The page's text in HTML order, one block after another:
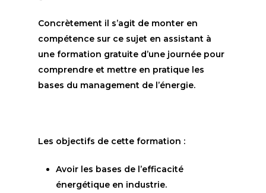
Concrètement il s’agit de monter en
compétence sur ce sujet en assistant à
une formation gratuite d’une journée pour
comprendre et mettre en pratique les
bases du management de l’énergie.
Les objectifs de cette formation :
Avoir les bases de l’efficacité
énergétique en industrie.